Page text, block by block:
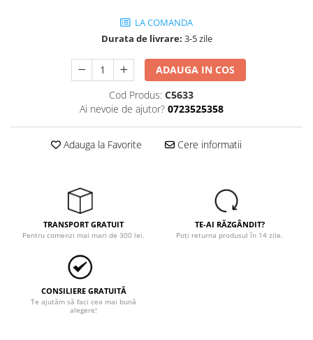
Accesorii motocoase
Foarfece de tuns gard viu si
Masini si tractorase de tuns
Motoburghie
Motosapatoare
Mănuși protecție
Hidrofoare
LA COMANDA
Durata de livrare: 3-5 zile
ADAUGA IN COS
Cod Produs: C5633
Ai nevoie de ajutor? 0723525358
Adauga la Favorite Cere informatii
TRANSPORT GRATUIT
Pentru comenzi mai mari de 300 lei.
TE-AI RĂZGÂNDIT?
Poți returna produsul în 14 zile.
CONSILIERE GRATUITĂ
Te ajutăm să faci cea mai bună
alegere!